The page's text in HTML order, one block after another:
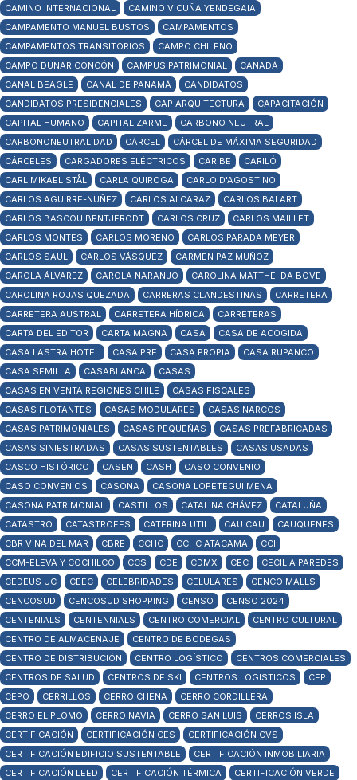
CAMINO INTERNACIONAL
CAMINO VICUÑA YENDEGAIA
CAMPAMENTO MANUEL BUSTOS
CAMPAMENTOS
CAMPAMENTOS TRANSITORIOS
CAMPO CHILENO
CAMPO DUNAR CONCÓN
CAMPUS PATRIMONIAL
CANADÁ
CANAL BEAGLE
CANAL DE PANAMÁ
CANDIDATOS
CANDIDATOS PRESIDENCIALES
CAP ARQUITECTURA
CAPACITACIÓN
CAPITAL HUMANO
CAPITALIZARME
CARBONO NEUTRAL
CARBONONEUTRALIDAD
CÁRCEL
CÁRCEL DE MÁXIMA SEGURIDAD
CÁRCELES
CARGADORES ELÉCTRICOS CARIBE
CARILÓ
CARL MIKAEL STÅL
CARLA QUIROGA
CARLO D'AGOSTINO
CARLOS AGUIRRE-NUÑEZ
CARLOS ALCARAZ
CARLOS BALART
CARLOS BASCOU BENTJERODT
CARLOS CRUZ
CARLOS MAILLET
CARLOS MONTES
CARLOS MORENO
CARLOS PARADA MEYER
CARLOS SAUL
CARLOS VÁSQUEZ
CARMEN PAZ MUÑOZ
CAROLA ÁLVAREZ
CAROLA NARANJO
CAROLINA MATTHEI DA BOVE
CAROLINA ROJAS QUEZADA
CARRERAS CLANDESTINAS
CARRETERA
CARRETERA AUSTRAL
CARRETERA HÍDRICA
CARRETERAS
CARTA DEL EDITOR
CARTA MAGNA CASA
CASA DE ACOGIDA
CASA LASTRA HOTEL
CASA PRE CASA PROPIA
CASA RUPANCO
CASA SEMILLA
CASABLANCA
CASAS
CASAS EN VENTA REGIONES CHILE
CASAS FISCALES
CASAS FLOTANTES
CASAS MODULARES
CASAS NARCOS
CASAS PATRIMONIALES
CASAS PEQUEÑAS
CASAS PREFABRICADAS
CASAS SINIESTRADAS
CASAS SUSTENTABLES
CASAS USADAS
CASCO HISTÓRICO
CASEN CASH
CASO CONVENIO
CASO CONVENIOS
CASONA
CASONA LOPETEGUI MENA
CASONA PATRIMONIAL
CASTILLOS CATALINA CHÁVEZ
CATALUÑA
CATASTRO
CATASTROFES CATERINA UTILI CAU CAU
CAUQUENES
CBR VIÑA DEL MAR
CBRE CCHC CCHC ATACAMA
CCI
CCM-ELEVA Y COCHILCO
CCS CDE CDMX CEC
CECILIA PAREDES
CEDEUS UC
CEEC CELEBRIDADES CELULARES
CENCO MALLS
CENCOSUD
CENCOSUD SHOPPING CENSO
CENSO 2024
CENTENIALS
CENTENNIALS CENTRO COMERCIAL
CENTRO CULTURAL
CENTRO DE ALMACENAJE
CENTRO DE BODEGAS
CENTRO DE DISTRIBUCIÓN
CENTRO LOGÍSTICO
CENTROS COMERCIALES
CENTROS DE SALUD
CENTROS DE SKI CENTROS LOGISTICOS
CEP
CEPO
CERRILLOS CERRO CHENA
CERRO CORDILLERA
CERRO EL PLOMO
CERRO NAVIA CERRO SAN LUIS
CERROS ISLA
CERTIFICACIÓN
CERTIFICACIÓN CES
CERTIFICACIÓN CVS
CERTIFICACIÓN EDIFICIO SUSTENTABLE
CERTIFICACIÓN INMOBILIARIA
CERTIFICACIÓN LEED
CERTIFICACIÓN TÉRMICA
CERTIFICACIÓN VERDE